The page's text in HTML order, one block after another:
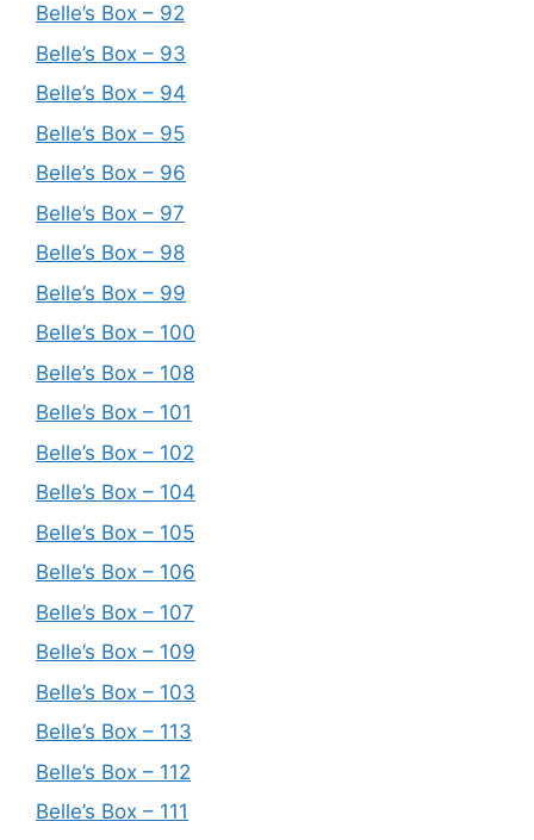
Belle’s Box – 92
Belle’s Box – 93
Belle’s Box – 94
Belle’s Box – 95
Belle’s Box – 96
Belle’s Box – 97
Belle’s Box – 98
Belle’s Box – 99
Belle’s Box – 100
Belle’s Box – 108
Belle’s Box – 101
Belle’s Box – 102
Belle’s Box – 104
Belle’s Box – 105
Belle’s Box – 106
Belle’s Box – 107
Belle’s Box – 109
Belle’s Box – 103
Belle’s Box – 113
Belle’s Box – 112
Belle’s Box – 111